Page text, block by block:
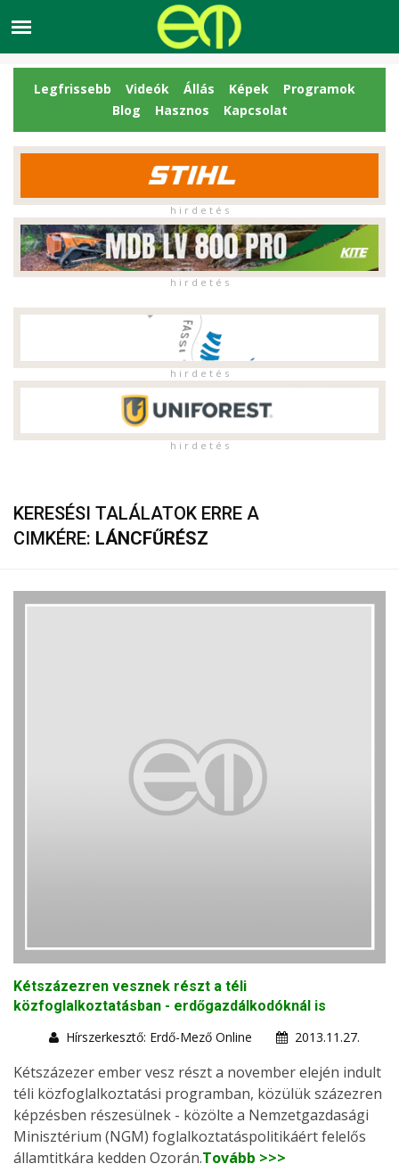
Legfrissebb Videók Állás Képek
Programok
Blog
Hasznos Kapcsolat
h i r d e t é s
h i r d e t é s
h i r d e t é s
h i r d e t é s
KERESÉSI TALÁLATOK ERRE A
CIMKÉRE: LÁNCFŰRÉSZ
Kétszázezren vesznek részt a téli
közfoglalkoztatásban - erdőgazdálkodóknál is
Hírszerkesztő: Erdő-Mező Online
2013.11.27.
Kétszázezer ember vesz részt a november elején indult
téli közfoglalkoztatási programban, közülük százezren
képzésben részesülnek - közölte a Nemzetgazdasági
Minisztérium (NGM) foglalkoztatáspolitikáért felelős
államtitkára kedden Ozorán.Tovább >>>